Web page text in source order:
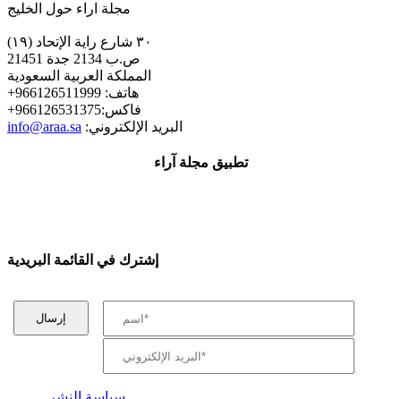
مجلة اراء حول الخليج
٣٠ شارع راية الإتحاد (١٩)
ص.ب 2134 جدة 21451
المملكة العربية السعودية
+هاتف: 966126511999
+فاكس:966126531375
info@araa.sa :البريد الإلكتروني
تطبيق مجلة آراء
إشترك في القائمة البريدية